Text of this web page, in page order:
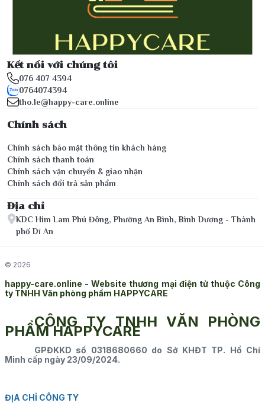
Kết nối với chúng tôi
076 407 4394
0764074394
tho.le@happy-care.online
Chính sách
Chính sách bảo mật thông tin khách hàng
Chính sách thanh toán
Chính sách vận chuyển & giao nhận
Chính sách đổi trả sản phẩm
Địa chỉ
KDC Him Lam Phú Đông, Phường An Bình, Bình Dương - Thành
phố Dĩ An
© 2026
happy-care.online - Website thương mại điện tử thuộc Công
ty TNHH Văn phòng phẩm HAPPYCARE
CÔNG TY TNHH VĂN PHÒNG
PHẨM HAPPYCARE
GPĐKKD số 0318680660 do Sở KHĐT TP. Hồ Chí
Minh cấp ngày 23/09/2024.
ĐỊA CHỈ CÔNG TY